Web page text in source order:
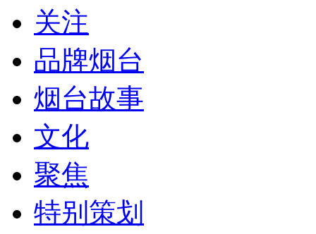
关注
品牌烟台
烟台故事
文化
聚焦
特别策划